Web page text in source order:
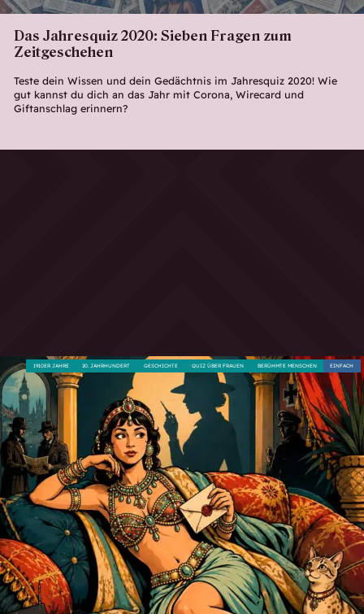
Das Jahresquiz 2020: Sieben Fragen zum
Zeitgeschehen
Teste dein Wissen und dein Gedächtnis im Jahresquiz 2020! Wie
gut kannst du dich an das Jahr mit Corona, Wirecard und
Giftanschlag erinnern?
EINFACH
BERÜHMTE MENSCHEN
QUIZ ÜBER FRAUEN
GESCHICHTE
20. JAHRHUNDERT
1910ER JAHRE